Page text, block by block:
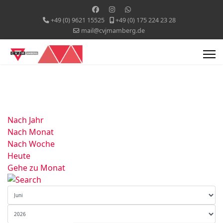
+49 (0) 9621 15525
+49 (0) 175 224 23 28
mail@cvjmamberg.de
Nach Jahr
Nach Monat
Nach Woche
Heute
Gehe zu Monat